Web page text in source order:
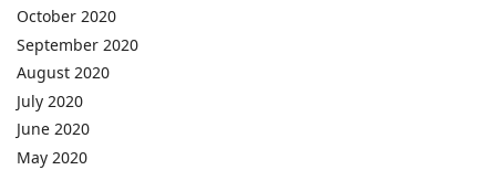
October 2020
September 2020
August 2020
July 2020
June 2020
May 2020